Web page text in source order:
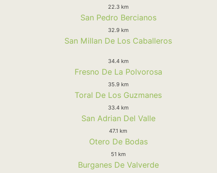
22.3 km
San Pedro Bercianos
32.9 km
San Millan De Los Caballeros
34.4 km
Fresno De La Polvorosa
35.9 km
Toral De Los Guzmanes
33.4 km
San Adrian Del Valle
47.1 km
Otero De Bodas
51 km
Burganes De Valverde